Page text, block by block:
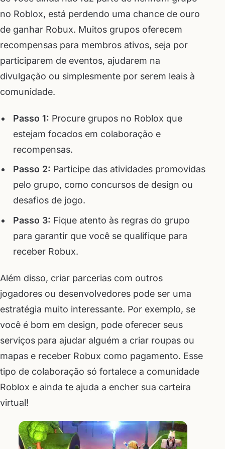
no Roblox, está perdendo uma chance de ouro
de ganhar Robux. Muitos grupos oferecem
recompensas para membros ativos, seja por
participarem de eventos, ajudarem na
divulgação ou simplesmente por serem leais à
comunidade.
Passo 1: Procure grupos no Roblox que
estejam focados em colaboração e
recompensas.
Passo 2: Participe das atividades promovidas
pelo grupo, como concursos de design ou
desafios de jogo.
Passo 3: Fique atento às regras do grupo
para garantir que você se qualifique para
receber Robux.
Além disso, criar parcerias com outros
jogadores ou desenvolvedores pode ser uma
estratégia muito interessante. Por exemplo, se
você é bom em design, pode oferecer seus
serviços para ajudar alguém a criar roupas ou
mapas e receber Robux como pagamento. Esse
tipo de colaboração só fortalece a comunidade
Roblox e ainda te ajuda a encher sua carteira
virtual!